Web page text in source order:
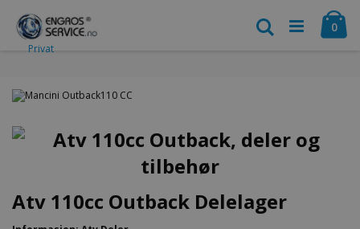
til
innhold
Privat
0
Søk
hverdager 09.00-18.00 Lørdag 10.00-15.00 Søndag: Stengt
Atv 110cc Outback Delelager